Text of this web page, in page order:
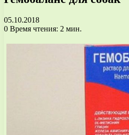
05.10.2018
0 Время чтения: 2 мин.